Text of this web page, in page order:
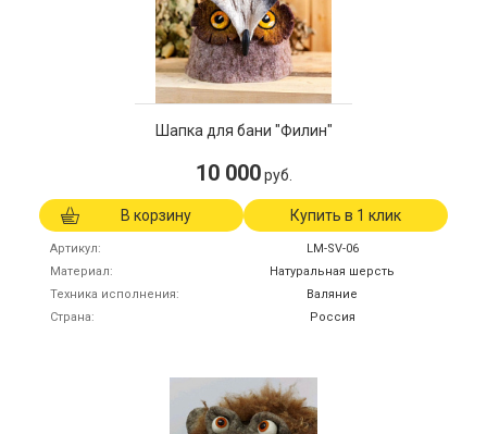
Шапка для бани "Филин"
10 000 руб.
В корзину Купить в 1 клик
Артикул
LM-SV-06
Материал
Натуральная шерсть
Техника исполнения
Валяние
Страна
Россия